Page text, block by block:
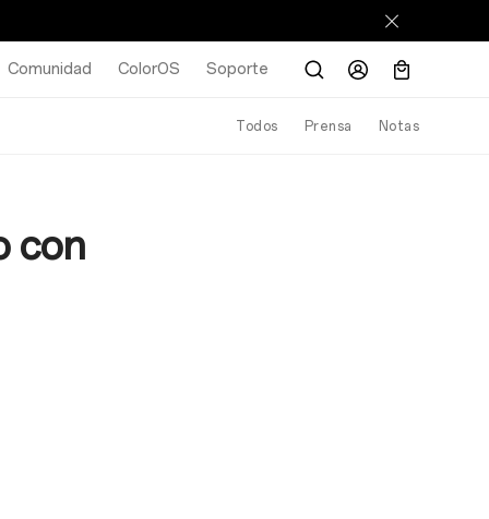
Comunidad ColorOS Soporte
Todos Prensa Notas
con